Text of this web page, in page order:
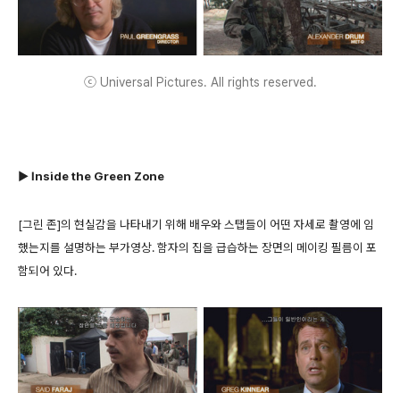
ⓒ Universal Pictures. All rights reserved.
▶ Inside the Green Zone
[그린 존]의 현실감을 나타내기 위해 배우와 스탭들이 어떤 자세로 촬영에 임
했는지를 설명하는 부가영상. 함자의 집을 급습하는 장면의 메이킹 필름이 포
함되어 있다.